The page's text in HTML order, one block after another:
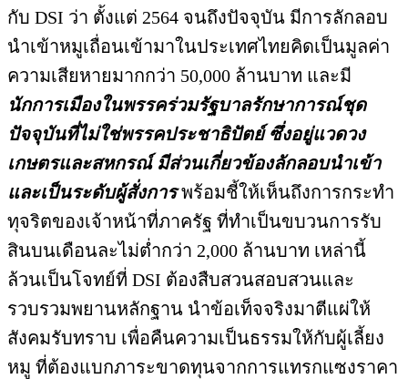
กับ DSI ว่า ตั้งแต่ 2564 จนถึงปัจจุบัน มีการลักลอบ
นำเข้าหมูเถื่อนเข้ามาในประเทศไทยคิดเป็นมูลค่า
ความเสียหายมากกว่า 50,000 ล้านบาท และมี
นักการเมืองในพรรคร่วมรัฐบาลรักษาการณ์ชุด
ปัจจุบันที่ไม่ใช่พรรคประชาธิปัตย์ ซึ่งอยู่แวดวง
เกษตรและสหกรณ์ มีส่วนเกี่ยวข้องลักลอบนำเข้า
และเป็นระดับผู้สั่งการพร้อมชี้ให้เห็นถึงการกระทำ
ทุจริตของเจ้าหน้าที่ภาครัฐ ที่ทำเป็นขบวนการรับ
สินบนเดือนละไม่ต่ำกว่า 2,000 ล้านบาท เหล่านี้
ล้วนเป็นโจทย์ที่ DSI ต้องสืบสวนสอบสวนและ
รวบรวมพยานหลักฐาน นำข้อเท็จจริงมาตีแผ่ให้
สังคมรับทราบ เพื่อคืนความเป็นธรรมให้กับผู้เลี้ยง
หมู ที่ต้องแบกภาระขาดทุนจากการแทรกแซงราคา